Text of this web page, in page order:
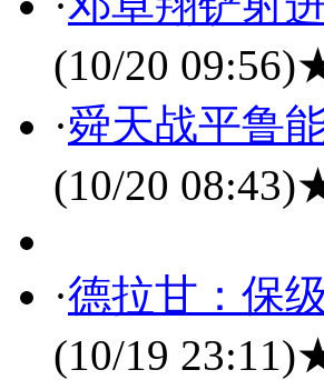
(10/20 09:56)
·舜天战平鲁
(10/20 08:43)
·德拉甘：保
(10/19 23:11)